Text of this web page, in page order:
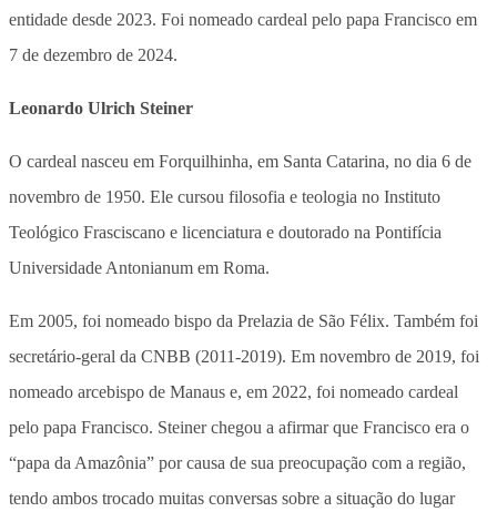
entidade desde 2023. Foi nomeado cardeal pelo papa Francisco em
7 de dezembro de 2024.
Leonardo Ulrich Steiner
O cardeal nasceu em Forquilhinha, em Santa Catarina, no dia 6 de
novembro de 1950. Ele cursou filosofia e teologia no Instituto
Teológico Frasciscano e licenciatura e doutorado na Pontifícia
Universidade Antonianum em Roma.
Em 2005, foi nomeado bispo da Prelazia de São Félix. Também foi
secretário-geral da CNBB (2011-2019). Em novembro de 2019, foi
nomeado arcebispo de Manaus e, em 2022, foi nomeado cardeal
pelo papa Francisco. Steiner chegou a afirmar que Francisco era o
“papa da Amazônia” por causa de sua preocupação com a região,
tendo ambos trocado muitas conversas sobre a situação do lugar